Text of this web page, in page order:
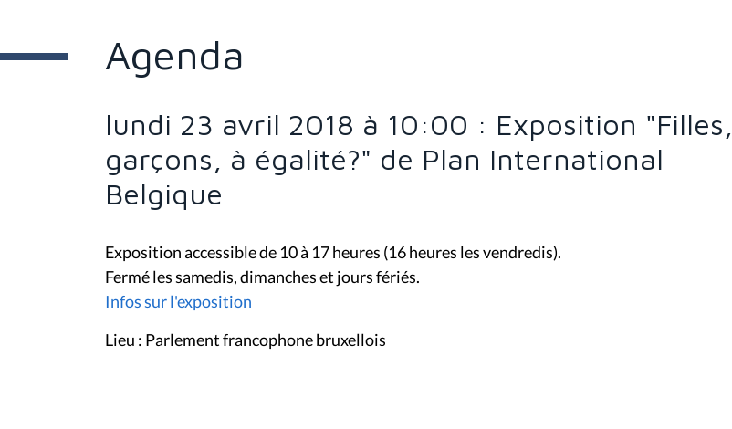
i
:
Agenda
lundi 23 avril 2018 à 10:00 : Exposition "Filles,
garçons, à égalité?" de Plan International
Belgique
Exposition accessible de 10 à 17 heures (16 heures les vendredis).
Fermé les samedis, dimanches et jours fériés.
Infos sur l'exposition
Lieu : Parlement francophone bruxellois